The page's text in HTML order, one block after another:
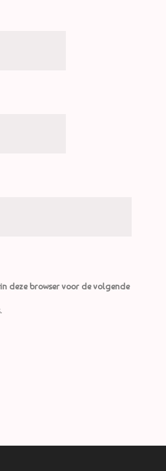
deze browser voor de volgende